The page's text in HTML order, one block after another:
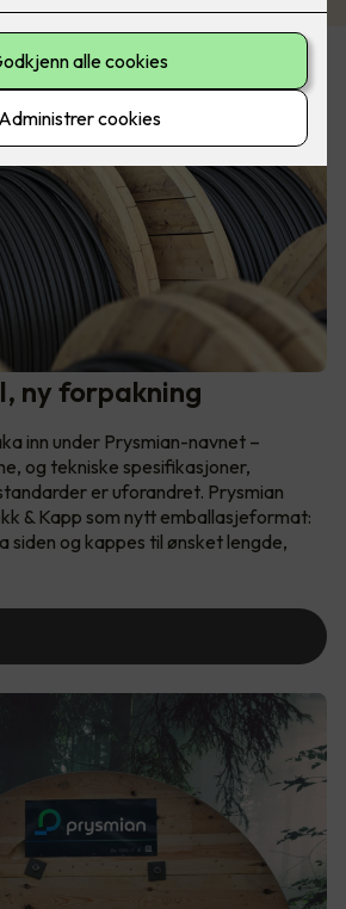
ny forpakning
inn under Prysmian-navnet –
og tekniske spesifikasjoner,
er uforandret. Prysmian
& Kapp som nytt emballasjeformat:
siden og kappes til ønsket lengde,